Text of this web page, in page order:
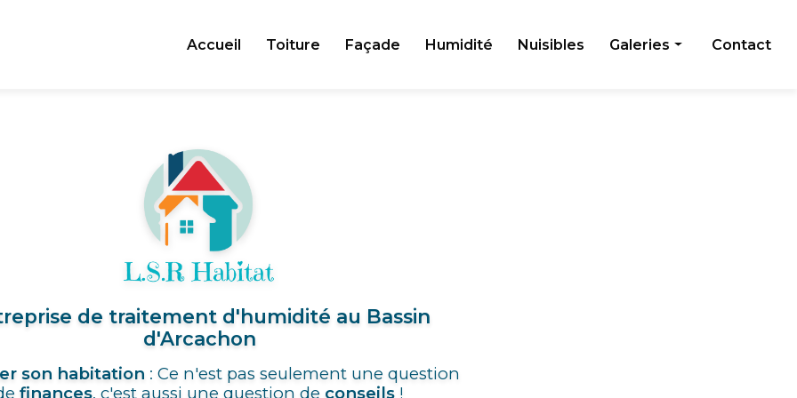
Accueil Toiture Façade Humidité Nuisibles Galeries Contact
de traitement d'humidité au Bassin
d'Arcachon
son habitation : Ce n'est pas seulement une question
finances, c'est aussi une question de conseils !